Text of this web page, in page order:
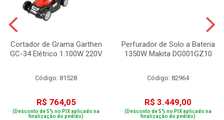
Cortador de Grama Garthen
GC-34 Elétrico 1.100W 220V
Código: 81528
R$ 764,05
(Desconto de 5% no PIX aplicado na
finalização do pedido)
Perfurador de Solo a Bateria
1350W Makita DG001GZ10
Código: 82964
R$ 3.449,00
(Desconto de 5% no PIX aplicado na
finalização do pedido)